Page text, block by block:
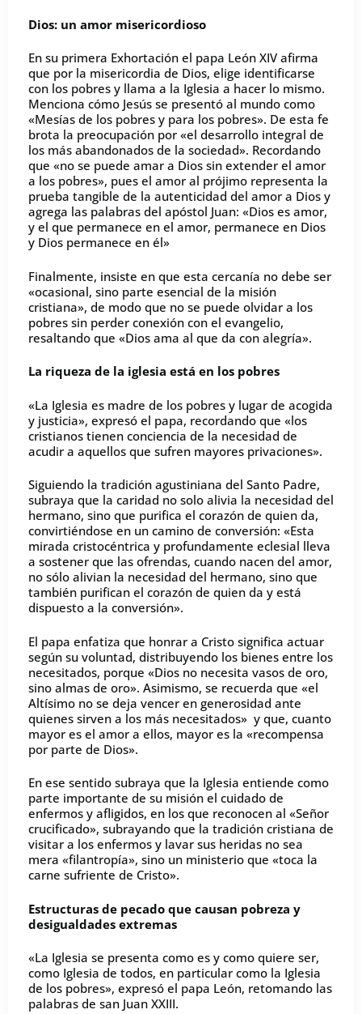
Dios: un amor misericordioso
En su primera Exhortación el papa León XIV afirma
que por la misericordia de Dios, elige identificarse
con los pobres y llama a la Iglesia a hacer lo mismo.
Menciona cómo Jesús se presentó al mundo como
«Mesías de los pobres y para los pobres». De esta fe
brota la preocupación por «el desarrollo integral de
los más abandonados de la sociedad». Recordando
que «no se puede amar a Dios sin extender el amor
a los pobres», pues el amor al prójimo representa la
prueba tangible de la autenticidad del amor a Dios y
agrega las palabras del apóstol Juan: «Dios es amor,
y el que permanece en el amor, permanece en Dios
y Dios permanece en él»
Finalmente, insiste en que esta cercanía no debe ser
«ocasional, sino parte esencial de la misión
cristiana», de modo que no se puede olvidar a los
pobres sin perder conexión con el evangelio,
resaltando que «Dios ama al que da con alegría».
La riqueza de la iglesia está en los pobres
«La Iglesia es madre de los pobres y lugar de acogida
y justicia», expresó el papa, recordando que «los
cristianos tienen conciencia de la necesidad de
acudir a aquellos que sufren mayores privaciones».
Siguiendo la tradición agustiniana del Santo Padre,
subraya que la caridad no solo alivia la necesidad del
hermano, sino que purifica el corazón de quien da,
convirtiéndose en un camino de conversión: «Esta
mirada cristocéntrica y profundamente eclesial lleva
a sostener que las ofrendas, cuando nacen del amor,
no sólo alivian la necesidad del hermano, sino que
también purifican el corazón de quien da y está
dispuesto a la conversión».
El papa enfatiza que honrar a Cristo significa actuar
según su voluntad, distribuyendo los bienes entre los
necesitados, porque «Dios no necesita vasos de oro,
sino almas de oro». Asimismo, se recuerda que «el
Altísimo no se deja vencer en generosidad ante
quienes sirven a los más necesitados» y que, cuanto
mayor es el amor a ellos, mayor es la «recompensa
por parte de Dios».
En ese sentido subraya que la Iglesia entiende como
parte importante de su misión el cuidado de
enfermos y afligidos, en los que reconocen al «Señor
crucificado», subrayando que la tradición cristiana de
visitar a los enfermos y lavar sus heridas no sea
mera «filantropía», sino un ministerio que «toca la
carne sufriente de Cristo».
Estructuras de pecado que causan pobreza y
desigualdades extremas
«La Iglesia se presenta como es y como quiere ser,
como Iglesia de todos, en particular como la Iglesia
de los pobres», expresó el papa León, retomando las
palabras de san Juan XXIII.